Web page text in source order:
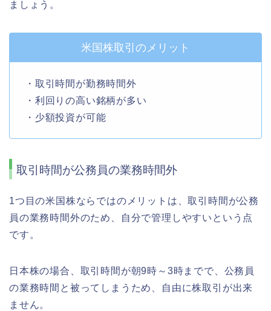
ましょう。
米国株取引のメリット
・取引時間が勤務時間外
・利回りの高い銘柄が多い
・少額投資が可能
取引時間が公務員の業務時間外
1つ目の米国株ならではのメリットは、取引時間が公務
員の業務時間外のため、自分で管理しやすいという点
です。
日本株の場合、取引時間が朝9時～3時までで、公務員
の業務時間と被ってしまうため、自由に株取引が出来
ません。